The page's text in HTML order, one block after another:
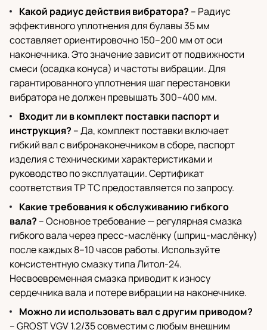
Какой радиус действия вибратора? – Радиус
эффективного уплотнения для булавы 35 мм
составляет ориентировочно 150–200 мм от оси
наконечника. Это значение зависит от подвижности
смеси (осадка конуса) и частоты вибрации. Для
гарантированного уплотнения шаг перестановки
вибратора не должен превышать 300–400 мм.
Входит ли в комплект поставки паспорт и
инструкция? – Да, комплект поставки включает
гибкий вал с вибронаконечником в сборе, паспорт
изделия с техническими характеристиками и
руководство по эксплуатации. Сертификат
соответствия ТР ТС предоставляется по запросу.
Какие требования к обслуживанию гибкого
вала? – Основное требование — регулярная смазка
гибкого вала через пресс-маслёнку (шприц-маслёнку)
после каждых 8–10 часов работы. Используйте
консистентную смазку типа Литол-24.
Несвоевременная смазка приводит к износу
сердечника вала и потере вибрации на наконечнике.
Можно ли использовать вал с другим приводом?
– GROST VGV 1.2/35 совместим с любым внешним